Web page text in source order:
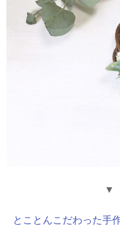
▼
とことんこだわった手